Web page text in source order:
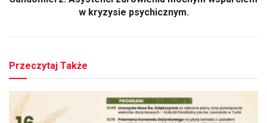
w kryzysie psychicznym.
Przeczytaj Także